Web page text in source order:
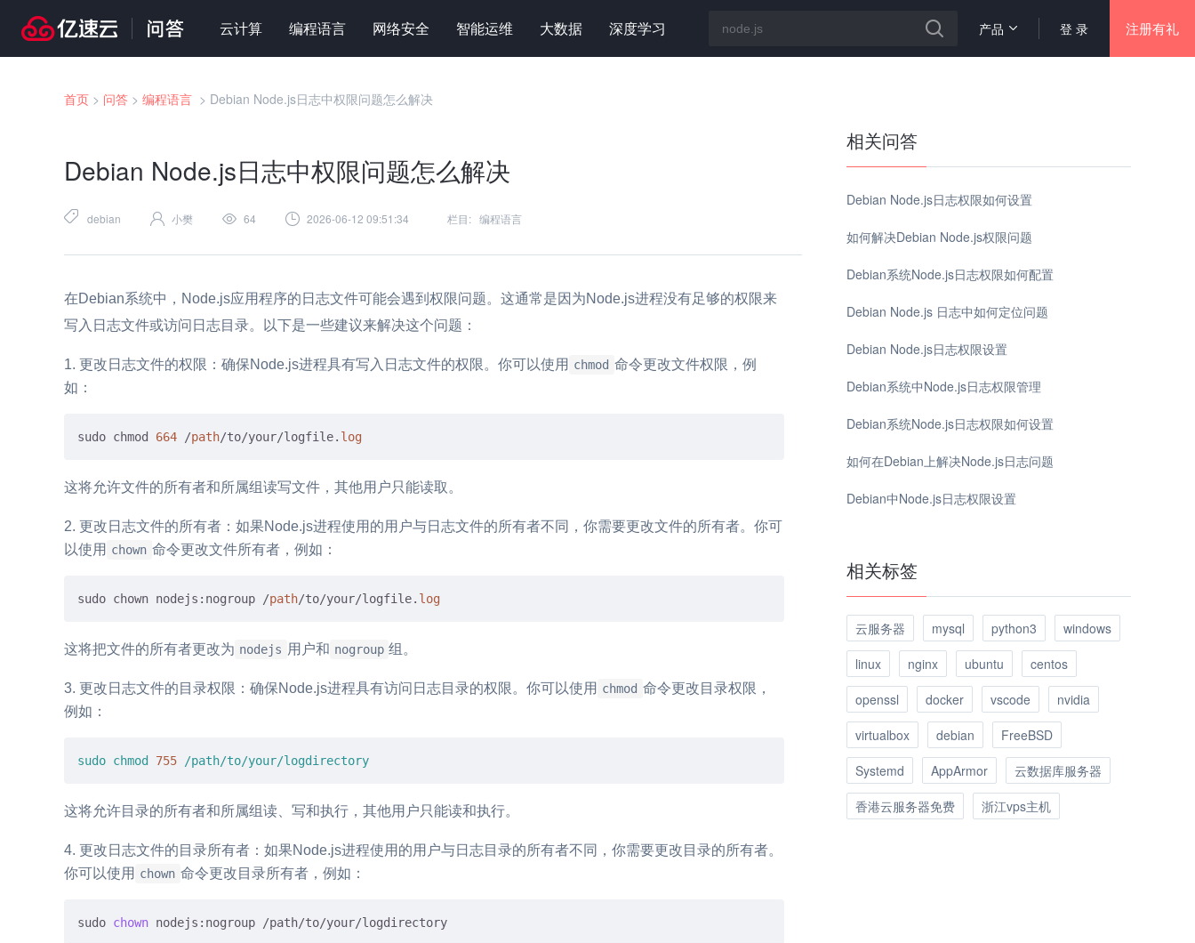
云计算 编程语言 网络安全 智能运维 大数据 深度学习 登 录 注册有礼
产品
首页 > 问答 > 编程语言 > Debian Node.js日志中权限问题怎么解决
Debian Node.js日志中权限问题怎么解决
debian 小樊 64 2026-06-12 09:51:34 栏目: 编程语言
在Debian系统中，Node.js应用程序的日志文件可能会遇到权限问题。这通常是因为Node.js进程没有足够的权限来
写入日志文件或访问日志目录。以下是一些建议来解决这个问题：
更改日志文件的权限：确保Node.js进程具有写入日志文件的权限。你可以使用 chmod 命令更改文件权限，例
如：
sudo chmod 664 /path/to/your/logfile. log
这将允许文件的所有者和所属组读写文件，其他用户只能读取。
更改日志文件的所有者：如果Node.js进程使用的用户与日志文件的所有者不同，你需要更改文件的所有者。你可
以使用 chown 命令更改文件所有者，例如：
sudo chown nodejs:nogroup /path/to/your/logfile. log
这将把文件的所有者更改为 nodejs 用户和 nogroup 组。
更改日志文件的目录权限：确保Node.js进程具有访问日志目录的权限。你可以使用 chmod 命令更改目录权限，
例如：
sudo chmod 755 /path/to/your/logdirectory
这将允许目录的所有者和所属组读、写和执行，其他用户只能读和执行。
更改日志文件的目录所有者：如果Node.js进程使用的用户与日志目录的所有者不同，你需要更改目录的所有者。
你可以使用 chown 命令更改目录所有者，例如：
sudo chown
相关问答
Debian Node.js日志权限如何设置
如何解决Debian Node.js权限问题
Debian系统Node.js日志权限如何配置
Debian Node.js 日志中如何定位问题
Debian Node.js日志权限设置
Debian系统中Node.js日志权限管理
Debian系统Node.js日志权限如何设置
如何在Debian上解决Node.js日志问题
Debian中Node.js日志权限设置
相关标签
云服务器 mysql python3
windows
linux
nginx ubuntu
centos
openssl
docker vscode
nvidia
virtualbox
debian
FreeBSD
Systemd
AppArmor
云数据库服务器
香港云服务器免费
浙江vps主机